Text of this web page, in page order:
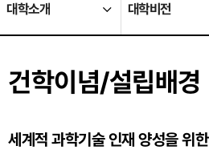
대학소개 대학비전
건학이념/설립배경
세계적 과학기술 인재 양성을 위